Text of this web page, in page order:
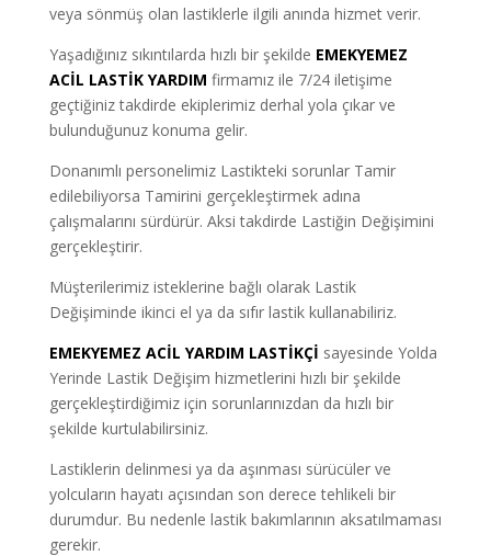
veya sönmüş olan lastiklerle ilgili anında hizmet verir.
Yaşadığınız sıkıntılarda hızlı bir şekilde EMEKYEMEZ
ACİL LASTİK YARDIM firmamız ile 7/24 iletişime
geçtiğiniz takdirde ekiplerimiz derhal yola çıkar ve
bulunduğunuz konuma gelir.
Donanımlı personelimiz Lastikteki sorunlar Tamir
edilebiliyorsa Tamirini gerçekleştirmek adına
çalışmalarını sürdürür. Aksi takdirde Lastiğin Değişimini
gerçekleştirir.
Müşterilerimiz isteklerine bağlı olarak Lastik
Değişiminde ikinci el ya da sıfır lastik kullanabiliriz.
EMEKYEMEZ ACİL YARDIM LASTİKÇİ sayesinde Yolda
Yerinde Lastik Değişim hizmetlerini hızlı bir şekilde
gerçekleştirdiğimiz için sorunlarınızdan da hızlı bir
şekilde kurtulabilirsiniz.
Lastiklerin delinmesi ya da aşınması sürücüler ve
yolcuların hayatı açısından son derece tehlikeli bir
durumdur. Bu nedenle lastik bakımlarının aksatılmaması
gerekir.